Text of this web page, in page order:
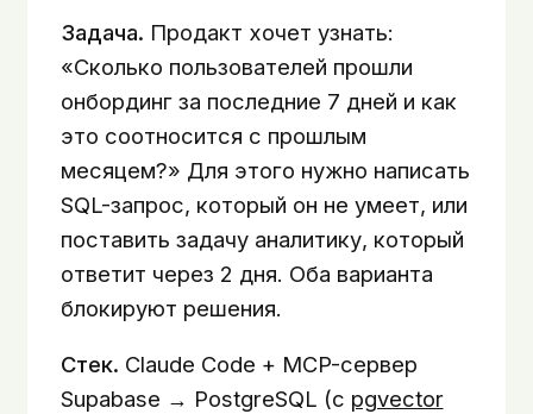
Задача. Продакт хочет узнать:
«Сколько пользователей прошли
онбординг за последние 7 дней и как
это соотносится с прошлым
месяцем?» Для этого нужно написать
SQL-запрос, который он не умеет, или
поставить задачу аналитику, который
ответит через 2 дня. Оба варианта
блокируют решения.
Стек. Claude Code + MCP-сервер
Supabase → PostgreSQL (с pgvector